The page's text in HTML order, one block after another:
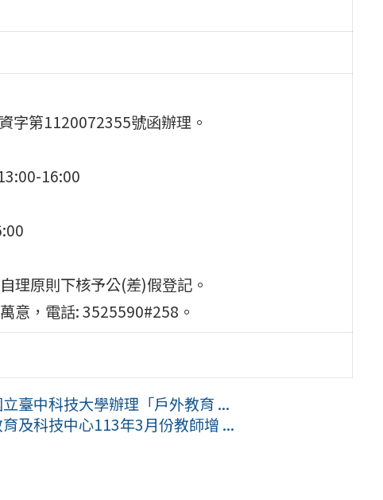
字第1120072355號函辦理。
16:00
理原則下核予公(差)假登記。
意，電話: 3525590#258。
臺中科技大學辦理「戶外教育 ...
及科技中心113年3月份教師增 ...